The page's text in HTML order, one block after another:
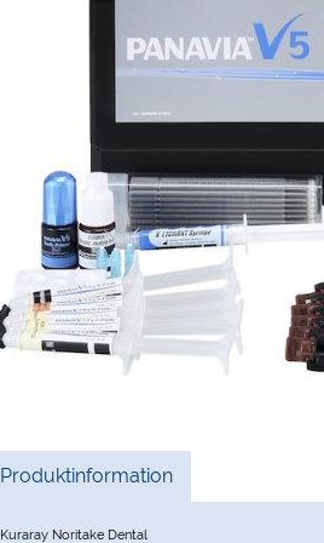
Current
Produktinformation
Kuraray Noritake Dental